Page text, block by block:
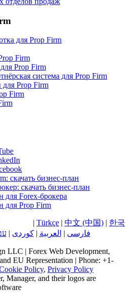
для Prop Firm
Firm
Prop Firm
система для Prop Firm
Prop Firm
Firm
скачать бизнес-план
скачать бизнес-план
Forex-брокера
для Prop Firm
| Türkçe | 中文 (中国) | 한국
| کوردی| العربية | فارسی
LLC | Forex Web Development,
EU Representation | Phone: +1-
Policy, Privacy Policy
Manager, and their logos are